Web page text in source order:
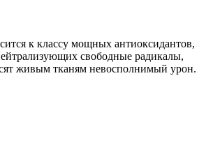
к классу мощных антиоксидантов,
свободные радикалы,
живым тканям невосполнимый урон.